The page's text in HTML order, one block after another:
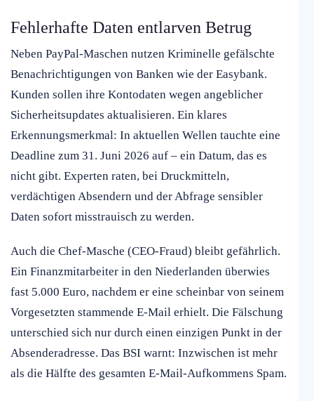
Fehlerhafte Daten entlarven Betrug
Neben PayPal-Maschen nutzen Kriminelle gefälschte
Benachrichtigungen von Banken wie der Easybank.
Kunden sollen ihre Kontodaten wegen angeblicher
Sicherheitsupdates aktualisieren. Ein klares
Erkennungsmerkmal: In aktuellen Wellen tauchte eine
Deadline zum 31. Juni 2026 auf – ein Datum, das es
nicht gibt. Experten raten, bei Druckmitteln,
verdächtigen Absendern und der Abfrage sensibler
Daten sofort misstrauisch zu werden.
Auch die Chef-Masche (CEO-Fraud) bleibt gefährlich.
Ein Finanzmitarbeiter in den Niederlanden überwies
fast 5.000 Euro, nachdem er eine scheinbar von seinem
Vorgesetzten stammende E-Mail erhielt. Die Fälschung
unterschied sich nur durch einen einzigen Punkt in der
Absenderadresse. Das BSI warnt: Inzwischen ist mehr
als die Hälfte des gesamten E-Mail-Aufkommens Spam.